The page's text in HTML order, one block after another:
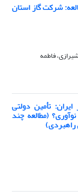
شرکت گاز استان
فاطمه
تأمین دولتی
(مطالعه چند
راهبردی)